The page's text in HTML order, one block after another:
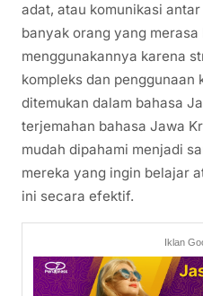
adat, atau komunikasi
banyak orang yang
menggunakannya karena
kompleks dan
ditemukan dalam bahasa
terjemahan bahasa Jawa
mudah dipahami menjadi
mereka yang ingin belajar
ini secara efektif.
Iklan